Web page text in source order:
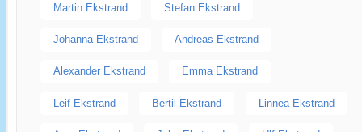
Martin Ekstrand Stefan Ekstrand
Johanna Ekstrand Andreas Ekstrand
Alexander Ekstrand Emma Ekstrand
Leif Ekstrand Bertil Ekstrand Linnea Ekstrand